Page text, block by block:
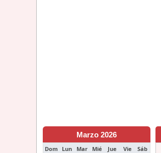
Marzo 2026
Dom Lun Mar Mié Jue Vie Sáb